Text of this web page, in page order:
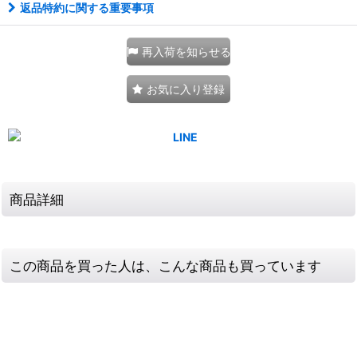
返品特約に関する重要事項
再入荷を知らせる
お気に入り登録
商品詳細
この商品を買った人は、こんな商品も買っています